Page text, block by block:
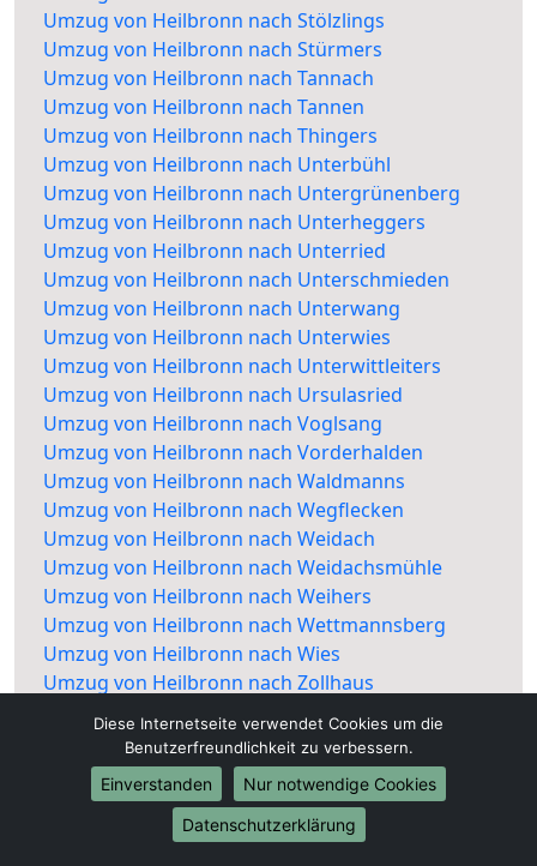
Umzug von Heilbronn nach Stölzlings
Umzug von Heilbronn nach Stürmers
Umzug von Heilbronn nach Tannach
Umzug von Heilbronn nach Tannen
Umzug von Heilbronn nach Thingers
Umzug von Heilbronn nach Unterbühl
Umzug von Heilbronn nach Untergrünenberg
Umzug von Heilbronn nach Unterheggers
Umzug von Heilbronn nach Unterried
Umzug von Heilbronn nach Unterschmieden
Umzug von Heilbronn nach Unterwang
Umzug von Heilbronn nach Unterwies
Umzug von Heilbronn nach Unterwittleiters
Umzug von Heilbronn nach Ursulasried
Umzug von Heilbronn nach Voglsang
Umzug von Heilbronn nach Vorderhalden
Umzug von Heilbronn nach Waldmanns
Umzug von Heilbronn nach Wegflecken
Umzug von Heilbronn nach Weidach
Umzug von Heilbronn nach Weidachsmühle
Umzug von Heilbronn nach Weihers
Umzug von Heilbronn nach Wettmannsberg
Umzug von Heilbronn nach Wies
Umzug von Heilbronn nach Zollhaus
Umzug von Heilbronn nach Rottach
Diese Internetseite verwendet Cookies um die
Benutzerfreundlichkeit zu verbessern.
Einverstanden
Nur notwendige Cookies
Datenschutzerklärung